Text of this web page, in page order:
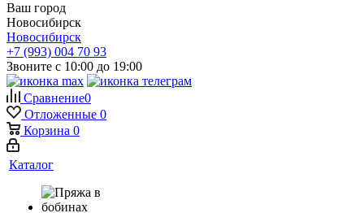
Ваш город
Новосибирск
Новосибирск
+7 (993) 004 70 93
Звоните с 10:00 до 19:00
Сравнение0
Отложенные 0
Корзина 0
Каталог